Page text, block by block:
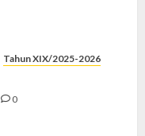
Tahun XIX/2025-2026
0